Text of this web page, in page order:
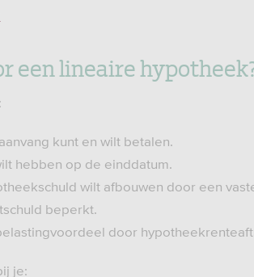
een lineaire
kunt en wilt betalen.
hebben op de einddatum.
wilt afbouwen door een
beperkt.
door
je: